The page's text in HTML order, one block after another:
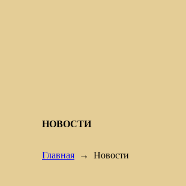
НОВОСТИ
Главная → Новости